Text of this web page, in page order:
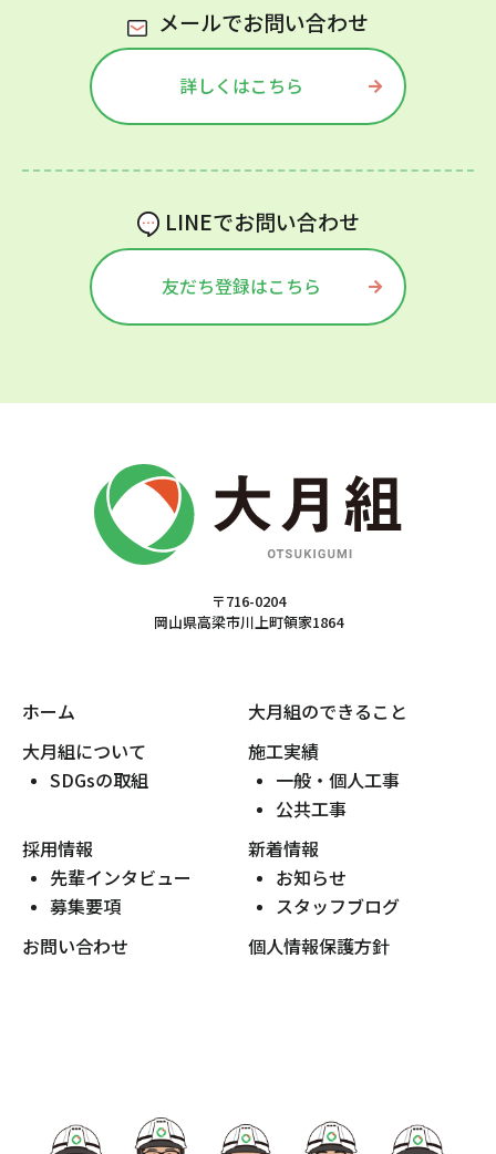
メールでお問い合わせ
詳しくはこちら
LINEでお問い合わせ
友だち登録はこちら
〒716-0204
岡山県高梁市川上町領家1864
ホーム
大月組のできること
大月組について
SDGsの取組
施工実績
一般・個人工事
公共工事
採用情報
先輩インタビュー
募集要項
新着情報
お知らせ
スタッフブログ
お問い合わせ
個人情報保護方針